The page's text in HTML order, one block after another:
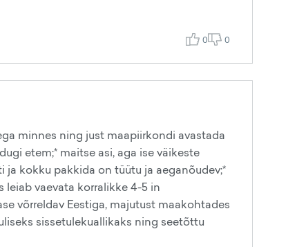
0 0
minnes ning just maapiirkondi avastada
etem;* maitse asi, aga ise väikeste
kokku pakkida on tüütu ja aeganõudev;*
vaevata korralikke 4-5 in
võrreldav Eestiga, majutust maakohtades
sissetulekuallikaks ning seetõttu